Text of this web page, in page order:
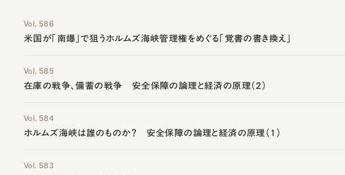
Vol. 586
米国が「南爆」で狙うホルムズ海峡管理権をめぐる「覚書の書き換え」
Vol. 585
在庫の戦争、備蓄の戦争 安全保障の論理と経済の原理（2）
Vol. 584
ホルムズ海峡は誰のものか？ 安全保障の論理と経済の原理（1）
Vol. 583